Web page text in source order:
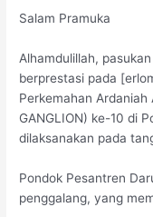
Salam Pramuka
Alhamdulillah,
berprestasi pada
Perkemahan Ardaniah
GANGLION) ke-10 di
dilaksanakan pada
Pondok Pesantren
penggalang, yang